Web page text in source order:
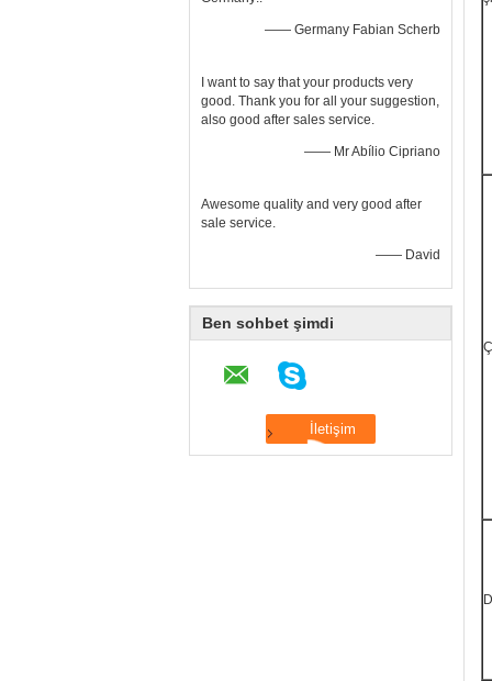
—— Germany Fabian Scherb
I want to say that your products very
good. Thank you for all your suggestion,
also good after sales service.
—— Mr Abílio Cipriano
Awesome quality and very good after
sale service.
—— David
Ben sohbet şimdi